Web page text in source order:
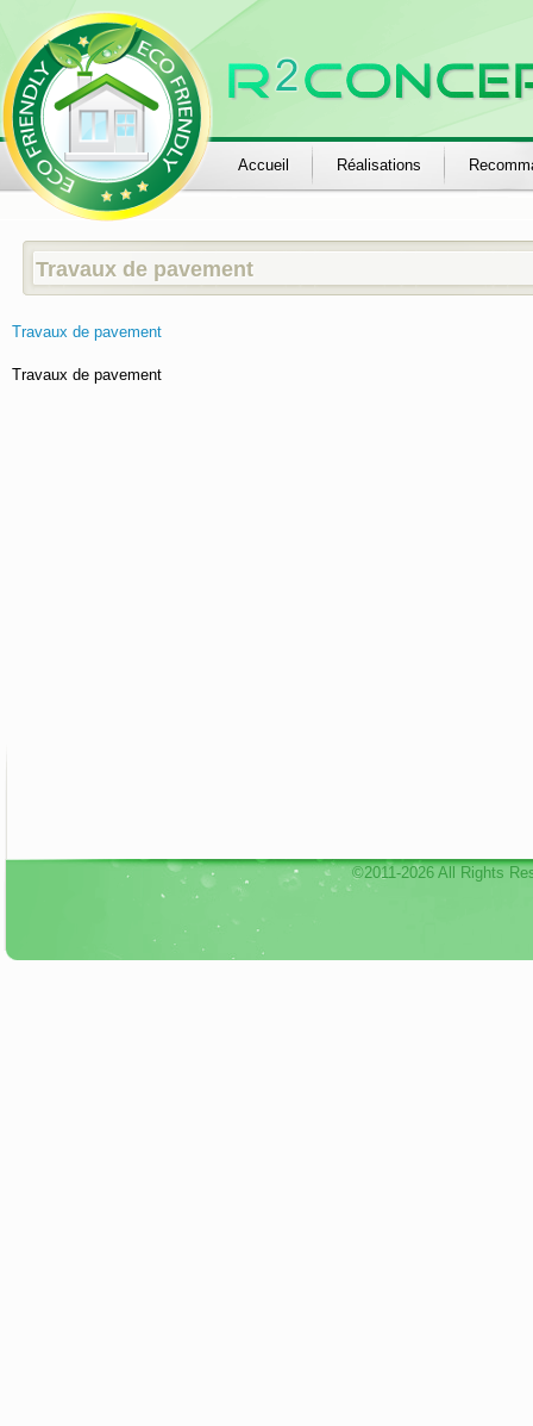
Accueil Réalisations
Travaux de pavement
Travaux de pavement
Travaux de pavement
©2011-2026 All Rights